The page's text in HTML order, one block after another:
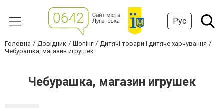
Рус
Головна Довідник Шопінг
Дитячі товари і дитяче харчування
Чебурашка, магазин игрушек
Чебурашка, магазин игрушек